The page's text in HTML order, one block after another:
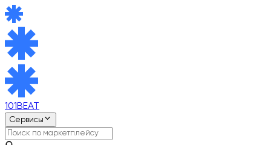
101BEAT
Сервисы